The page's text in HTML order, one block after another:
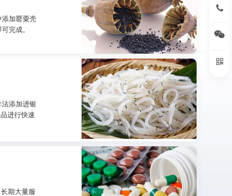
添加罂粟壳
完成。
添加进银
进行快速
期大量服
扫
扫